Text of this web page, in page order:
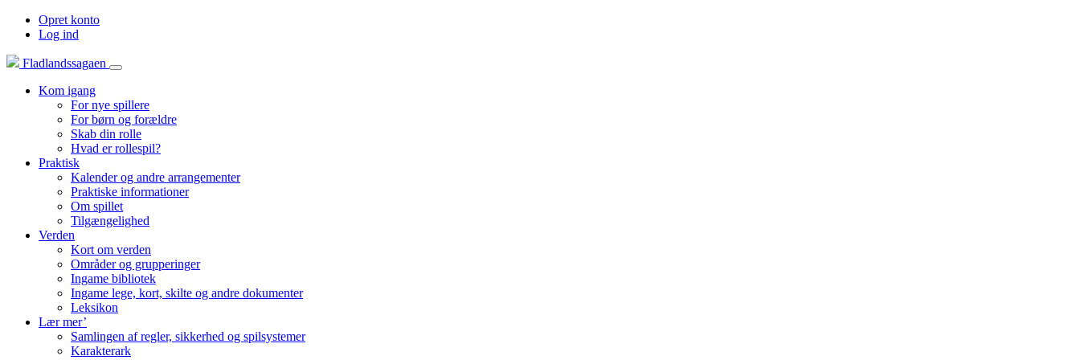
Opret konto
Log ind
Fladlandssagaen
Kom igang
For nye spillere
For børn og forældre
Skab din rolle
Hvad er rollespil?
Praktisk
Kalender og andre arrangementer
Praktiske informationer
Om spillet
Tilgængelighed
Verden
Kort om verden
Områder og grupperinger
Ingame bibliotek
Ingame lege, kort, skilte og andre dokumenter
Leksikon
Lær mer’
Samlingen af regler, sikkerhed og spilsystemer
Karakterark